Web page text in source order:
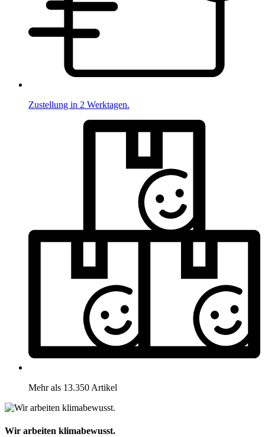
Zustellung in 2 Werktagen.
Mehr als 13.350 Artikel
Wir arbeiten klimabewusst.